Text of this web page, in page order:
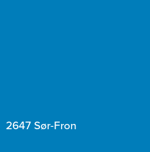
2647 Sør-Fron